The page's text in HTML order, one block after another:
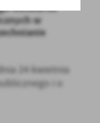
konkursu
w
24 kwietnia
i o